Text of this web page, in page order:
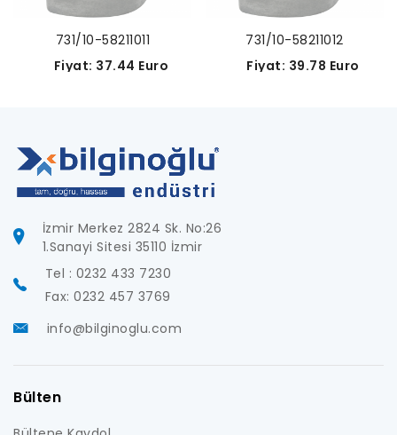
731/10-58211011
Fiyat: 37.44 Euro
731/10-58211012
Fiyat: 39.78 Euro
İzmir Merkez 2824 Sk. No:26
1.Sanayi Sitesi 35110 İzmir
Tel : 0232 433 7230
Fax: 0232 457 3769
info@bilginoglu.com
Bülten